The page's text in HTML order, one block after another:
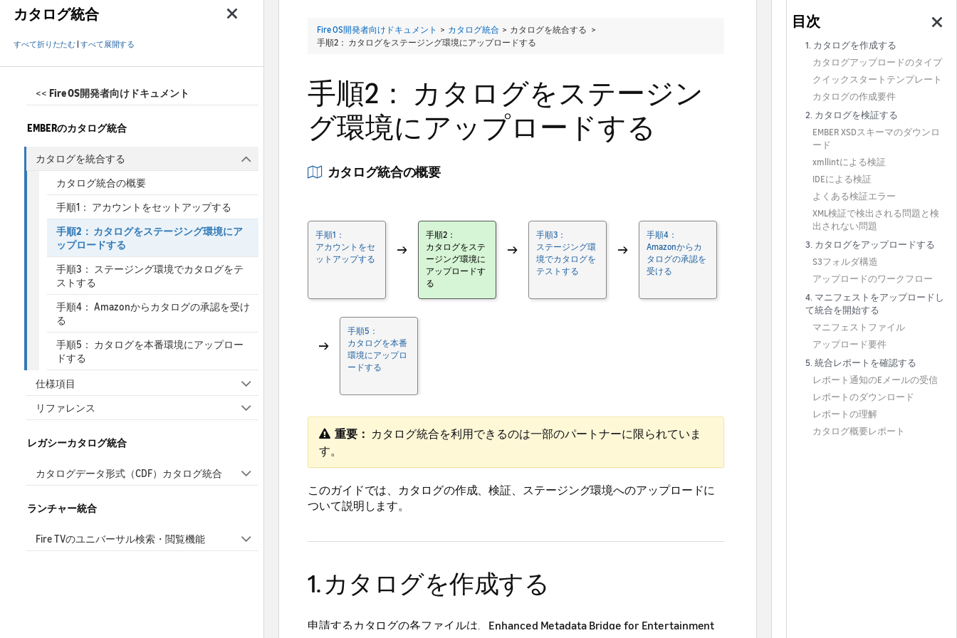
カタログ統合
すべて折りたたむ すべて展開する
<< Fire OS開発者向けドキュメント
EMBERのカタログ統合
カタログを統合する
カタログ統合の概要
手順1： アカウントをセットアップする
手順2： カタログをステージング環境にア
ップロードする
手順3： ステージング環境でカタログをテ
ストする
手順4： Amazonからカタログの承認を受け
る
手順5： カタログを本番環境にアップロー
ドする
仕様項目
リファレンス
レガシーカタログ統合
カタログデータ形式（CDF）カタログ統合
ランチャー統合
Fire TVのユニバーサル検索・閲覧機能
Fire OS開発者向けドキュメント > カタログ統合 > カタログを統合する >
手順2： カタログをステージング環境にアップロードする
手順2： カタログをステージン
グ環境にアップロードする
カタログ統合の概要
手順1：
アカウントをセ
ットアップする
→
手順2：
カタログをステ
ージング環境に
アップロードす
る
→
手順3：
ステージング環
境でカタログを
テストする
→
手順4：
Amazonからカ
タログの承認を
受ける
→
手順5：
カタログを本番
環境にアップロ
ードする
重要： ​ カタログ統合を利用できるのは一部のパートナーに限られていま
す。
このガイドでは、カタログの作成、検証、ステージング環境へのアップロードに
ついて説明します。
1. カタログを作成する
申請するカタログの各ファイルは、Enhanced Metadata Bridge for Entertainment
1. カタログを作成する
カタログアップロードのタイプ
クイックスタートテンプレート
カタログの作成要件
2. カタログを検証する
EMBER XSDスキーマのダウンロ
ード
xmllintによる検証
IDEによる検証
よくある検証エラー
XML検証で検出される問題と検
出されない問題
3. カタログをアップロードする
S3フォルダ構造
アップロードのワークフロー
4. マニフェストをアップロードし
て統合を開始する
マニフェストファイル
アップロード要件
5. 統合レポートを確認する
レポート通知のEメールの受信
レポートのダウンロード
レポートの理解
カタログ概要レポート